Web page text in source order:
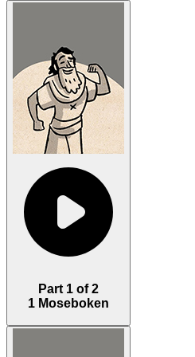
Part 1 of 2
1 Moseboken